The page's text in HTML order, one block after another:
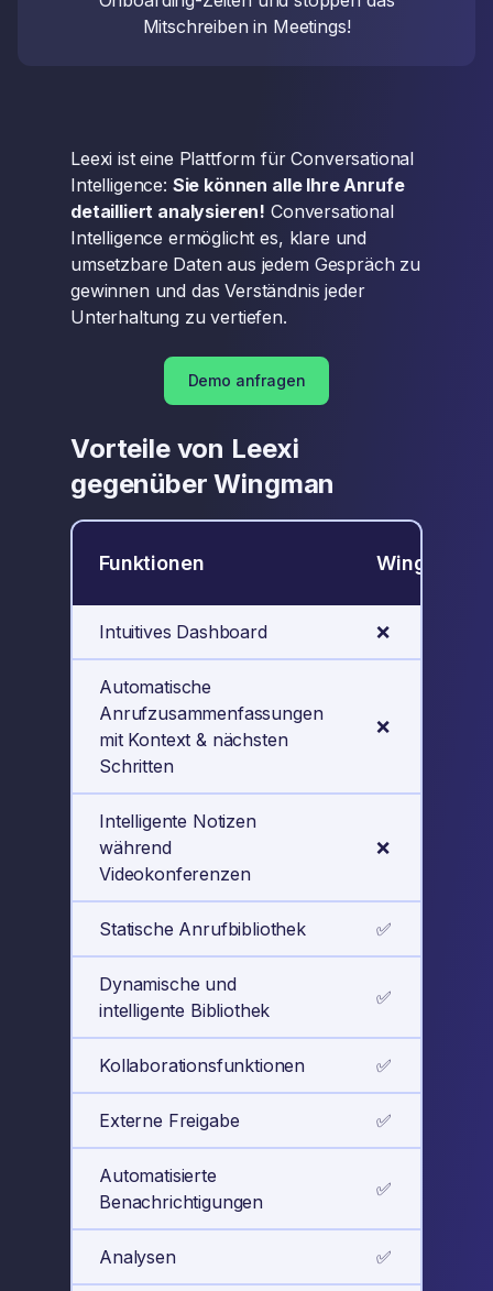
Mitschreiben in Meetings!
Leexi ist eine Plattform für Conversational
Intelligence: Sie können alle Ihre Anrufe
detailliert analysieren! Conversational
Intelligence ermöglicht es, klare und
umsetzbare Daten aus jedem Gespräch zu
gewinnen und das Verständnis jeder
Unterhaltung zu vertiefen.
Demo anfragen
Vorteile von Leexi
gegenüber Wingman
Funktionen Wingman
Intuitives Dashboard ❌
Automatische
Anrufzusammenfassungen
mit Kontext & nächsten
Schritten
❌
Intelligente Notizen
während
Videokonferenzen
❌
Statische Anrufbibliothek ✅
Dynamische und
intelligente Bibliothek
✅
Kollaborationsfunktionen ✅
Externe Freigabe ✅
Automatisierte
Benachrichtigungen
✅
Analysen ✅